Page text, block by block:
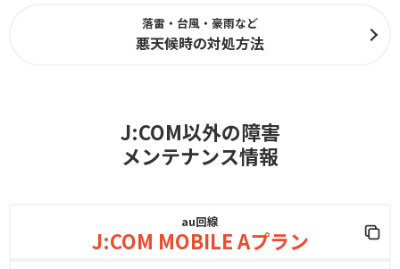
落雷・台風・豪雨など
悪天候時の対処方法
J:COM以外の障害
メンテナンス情報
au回線
J:COM MOBILE Aプラン